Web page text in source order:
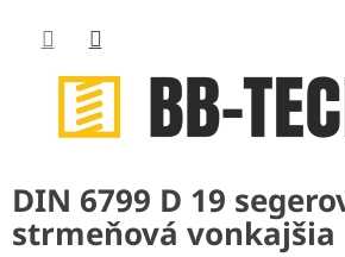
obsah
DIN 6799 D 19
strmeňová vonkajšia